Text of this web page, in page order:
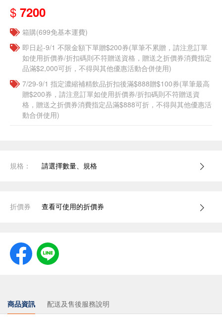
$ 7200
箱購(699免基本運費)
即日起-9/1 不限金額下單贈$200券(單筆不累贈，請注意訂單
如使用折價券/折扣碼則不符贈送資格，贈送之折價券消費指定
品滿$2,000可折，不得與其他優惠活動合併使用)
7/29-9/1 指定濃縮補精飲品​折扣後滿$888贈$100券(單筆最高
贈$200券，請注意訂單如使用折價券/折扣碼則不符贈送資
格，贈送之折價券消費指定品滿$888可折，不得與其他優惠活
動合併使用)
規格： 請選擇數量、規格
折價券 查看可使用的折價券
商品資訊 配送及售後服務說明